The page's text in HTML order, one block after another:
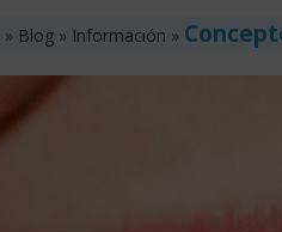
» Blog » Información »